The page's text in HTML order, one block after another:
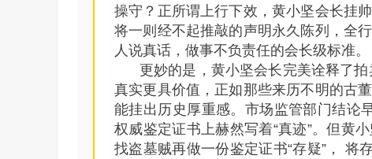
操守？正所谓上行下效，黄小坚会长挂
将一则经不起推敲的声明永久陈列，全
人说真话，做事不负责任的会长级标准。
更妙的是，黄小坚会长完美诠释了
真实更具价值，正如那些来历不明的古
能挂出历史厚重感。市场监管部门结论
权威鉴定证书上赫然写着“真迹”。但黄
找盗墓贼再做一份鉴定证书“存疑”， 将